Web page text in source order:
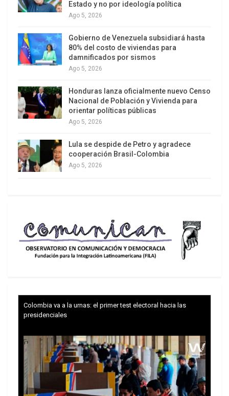
frentes. Plantea que, tras haber demostrado
capacidad en el campo de batalla, Irán debe ahora
impedir que las guerras económicas y
psicológicas socaven su independencia,
manteniendo la vigilancia y la firmeza frente a
intereses.
Estado y no por ideología política
Ago 5, 2026
Gobierno de Venezuela subsidiará hasta
80% del costo de viviendas para
damnificados por sismos
Ago 5, 2026
Honduras lanza oficialmente nuevo Censo
Nacional de Población y Vivienda para
orientar políticas públicas
Ago 5, 2026
Lula se despide de Petro y agradece
cooperación Brasil-Colombia
Ago 5, 2026
Colombia va a la urnas: el primer test electoral hacia las
presidenciales